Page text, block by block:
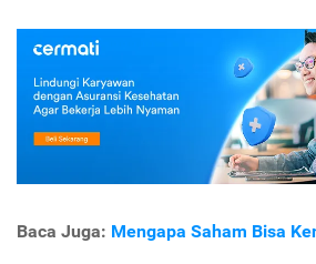
Baca Juga: Mengapa Saham Bisa